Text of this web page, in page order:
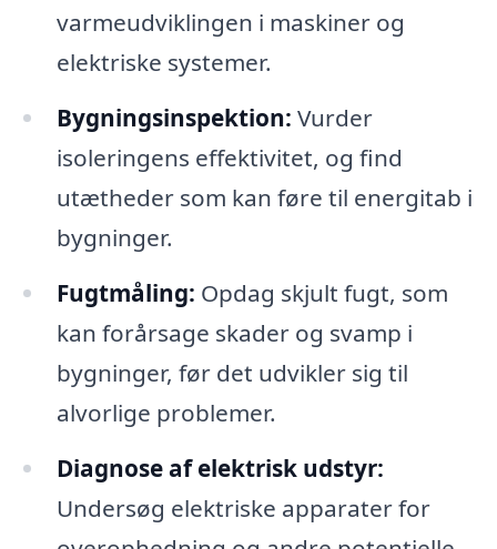
varmeudviklingen i maskiner og
elektriske systemer.
Bygningsinspektion: Vurder
isoleringens effektivitet, og find
utætheder som kan føre til energitab i
bygninger.
Fugtmåling: Opdag skjult fugt, som
kan forårsage skader og svamp i
bygninger, før det udvikler sig til
alvorlige problemer.
Diagnose af elektrisk udstyr:
Undersøg elektriske apparater for